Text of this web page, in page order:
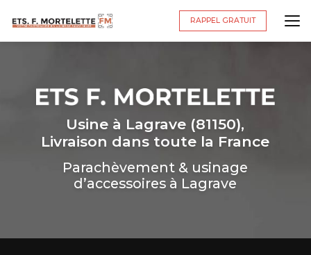
principal
RAPPEL GRATUIT
Usine à Lagrave (81150),
Livraison dans toute la France
Parachèvement & usinage
d’accessoires à Lagrave